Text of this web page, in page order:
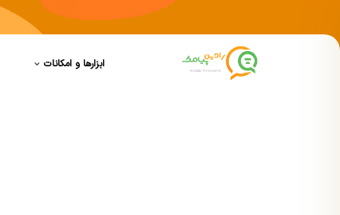
ابزارها و امکانات